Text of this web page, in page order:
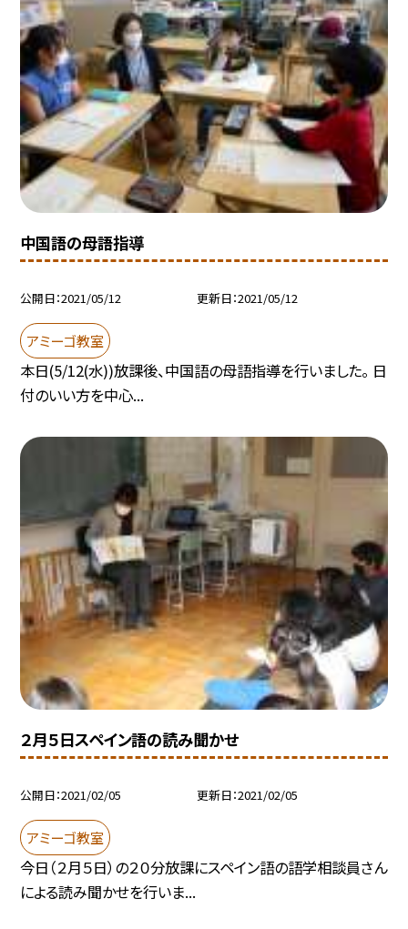
中国語の母語指導
公開日 2021/05/12 更新日 2021/05/12
アミーゴ教室
本日(5/12(水))放課後、中国語の母語指導を行いました。 日
付のいい方を中心...
２月５日スペイン語の読み聞かせ
公開日 2021/02/05 更新日 2021/02/05
アミーゴ教室
今日（２月５日）の２０分放課にスペイン語の語学相談員さん
による読み聞かせを行いま...